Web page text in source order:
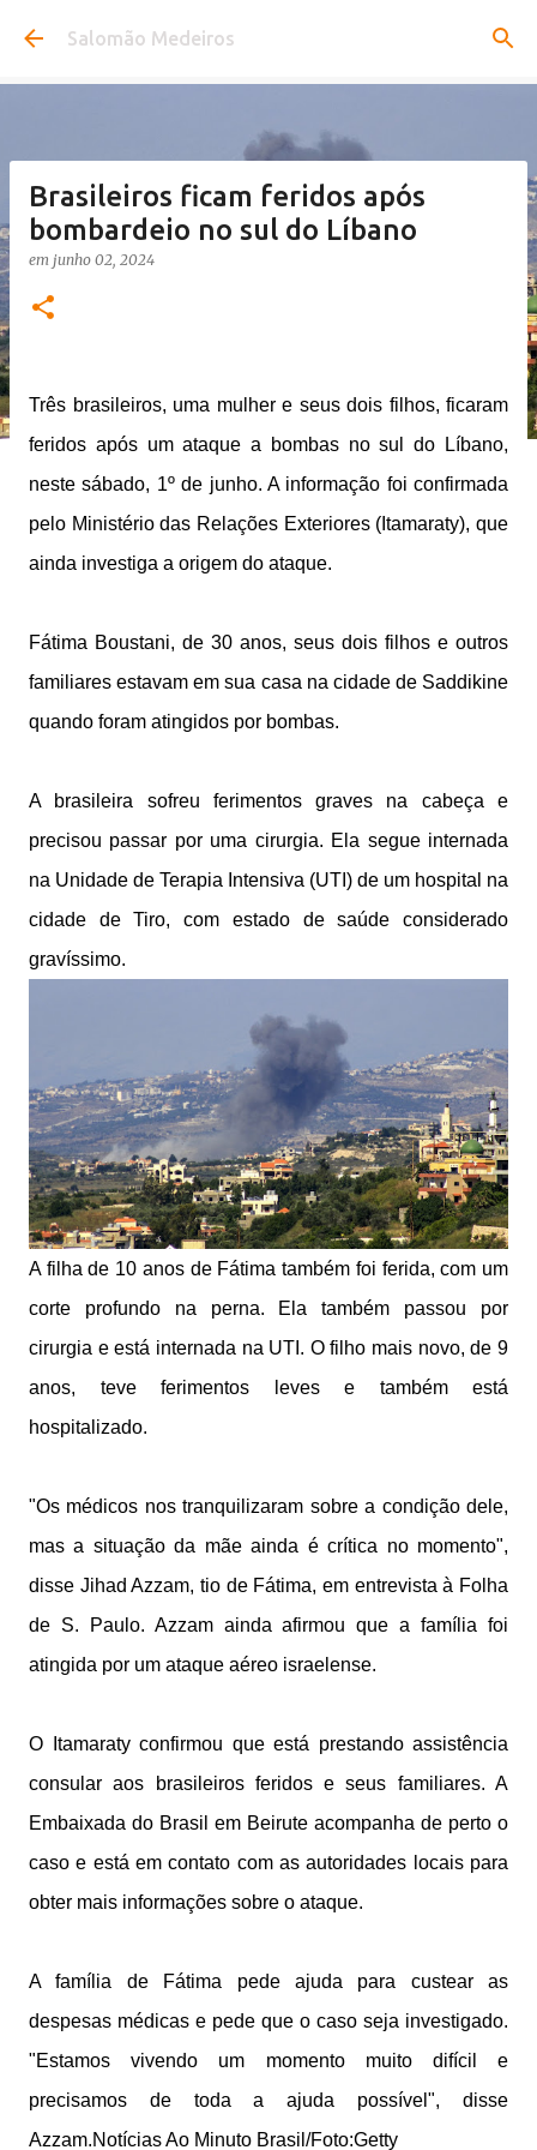
Pular para o conteúdo principal
Salomão Medeiros
Brasileiros ficam feridos após
bombardeio no sul do Líbano
em junho 02, 2024
Três brasileiros, uma mulher e seus dois filhos, ficaram
feridos após um ataque a bombas no sul do Líbano,
neste sábado, 1º de junho. A informação foi confirmada
pelo Ministério das Relações Exteriores (Itamaraty), que
ainda investiga a origem do ataque.
Fátima Boustani, de 30 anos, seus dois filhos e outros
familiares estavam em sua casa na cidade de Saddikine
quando foram atingidos por bombas.
A brasileira sofreu ferimentos graves na cabeça e
precisou passar por uma cirurgia. Ela segue internada
na Unidade de Terapia Intensiva (UTI) de um hospital na
cidade de Tiro, com estado de saúde considerado
gravíssimo.
A filha de 10 anos de Fátima também foi ferida, com um
corte profundo na perna. Ela também passou por
cirurgia e está internada na UTI. O filho mais novo, de 9
anos, teve ferimentos leves e também está
hospitalizado.
"Os médicos nos tranquilizaram sobre a condição dele,
mas a situação da mãe ainda é crítica no momento",
disse Jihad Azzam, tio de Fátima, em entrevista à Folha
de S. Paulo. Azzam ainda afirmou que a família foi
atingida por um ataque aéreo israelense.
O Itamaraty confirmou que está prestando assistência
consular aos brasileiros feridos e seus familiares. A
Embaixada do Brasil em Beirute acompanha de perto o
caso e está em contato com as autoridades locais para
obter mais informações sobre o ataque.
A família de Fátima pede ajuda para custear as
despesas médicas e pede que o caso seja investigado.
"Estamos vivendo um momento muito difícil e
precisamos de toda a ajuda possível", disse
Azzam.Notícias Ao Minuto Brasil/Foto:Getty